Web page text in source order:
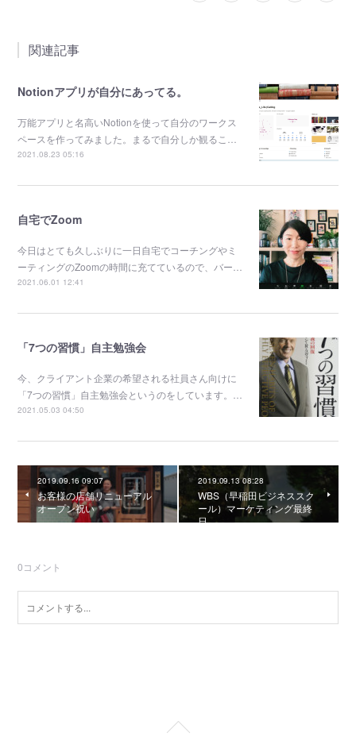
関連記事
Notionアプリが自分にあってる。
万能アプリと名高いNotionを使って自分のワークス
ペースを作ってみました。まるで自分しか観るこ…
2021.08.23 05:16
自宅でZoom
今日はとても久しぶりに一日自宅でコーチングやミ
ーティングのZoomの時間に充てているので、バー…
2021.06.01 12:41
「7つの習慣」自主勉強会
今、クライアント企業の希望される社員さん向けに
「7つの習慣」自主勉強会というのをしています。…
2021.05.03 04:50
2019.09.16 09:07
お客様の店舗リニューアル
オープン祝い
2019.09.13 08:28
WBS（早稲田ビジネススク
ール）マーケティング最終
日
0コメント